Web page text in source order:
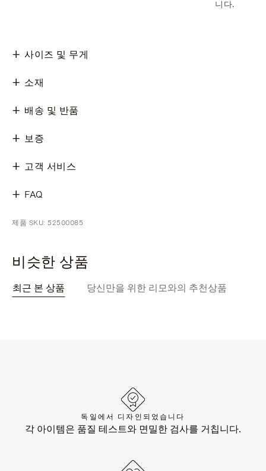
니다.
사이즈 및 무게
소재
배송 및 반품
보증
고객 서비스
FAQ
제품 SKU: 52500085
비슷한 상품
최근 본 상품 당신만을 위한 리모와의 추천상품
독일에서 디자인되었습니다
각 아이템은 품질 테스트와 면밀한 검사를 거칩니다.